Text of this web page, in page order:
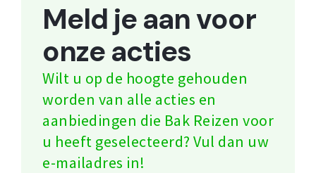
Meld je aan voor
onze acties
Wilt u op de hoogte gehouden
worden van alle acties en
aanbiedingen die Bak Reizen voor
u heeft geselecteerd? Vul dan uw
e-mailadres in!